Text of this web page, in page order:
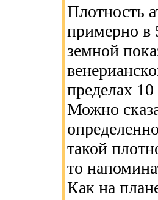
Плотность
примерно в
земной
пределах
Можно
такой
то
Как на